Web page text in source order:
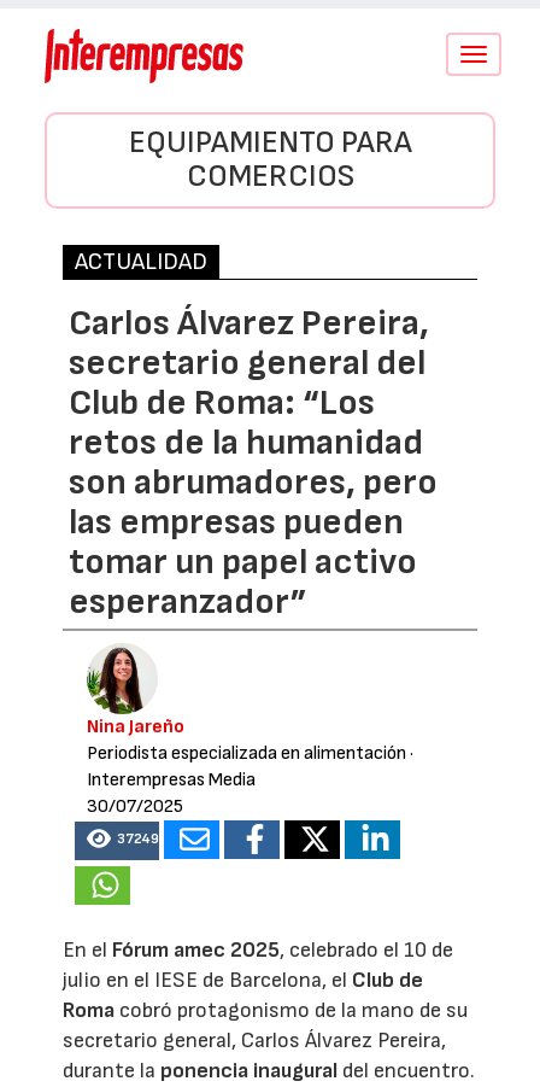
Conmutar
EQUIPAMIENTO PARA
COMERCIOS
ACTUALIDAD
Carlos Álvarez Pereira,
secretario general del
Club de Roma: “Los
retos de la humanidad
son abrumadores, pero
las empresas pueden
tomar un papel activo
esperanzador”
Nina Jareño
Periodista especializada en alimentación ·
Interempresas Media
30/07/2025
37249
En el Fórum amec 2025, celebrado el 10 de
julio en el IESE de Barcelona, el Club de
Roma cobró protagonismo de la mano de su
secretario general, Carlos Álvarez Pereira,
durante la ponencia inaugural del encuentro.